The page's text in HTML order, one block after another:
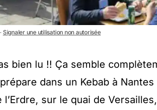
Signaler une utilisation non autorisée
bien lu !! Ça semble
dans un Kebab à Nantes
l’Erdre, sur le quai de Versailles,